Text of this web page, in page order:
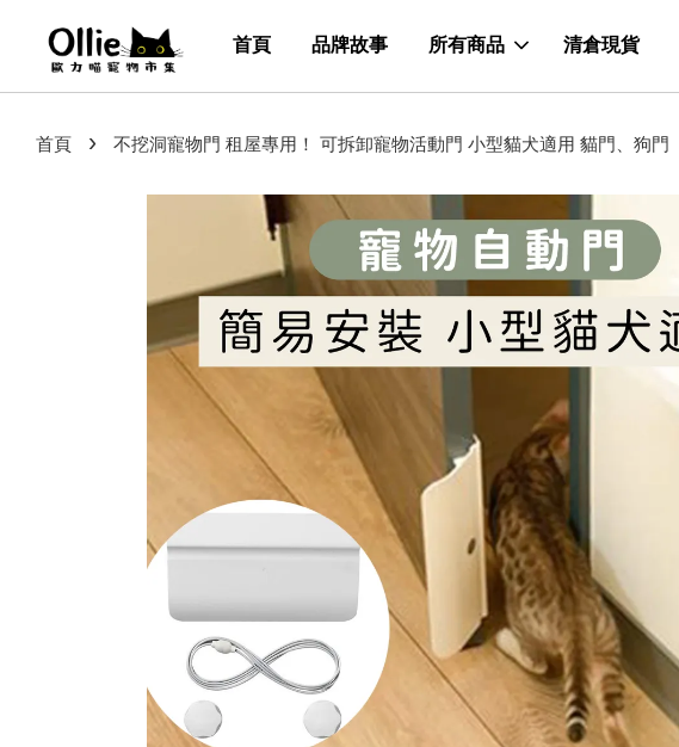
首頁 品牌故事 所有商品 清倉現貨
首頁 › 不挖洞寵物門 租屋專用！ 可拆卸寵物活動門 小型貓犬適用 貓門、狗門